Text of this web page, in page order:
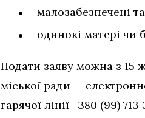
малозабезпечені
одинокі матері чи
Подати заяву можна з 15
міської ради —
гарячої лінії +380 (99) 713